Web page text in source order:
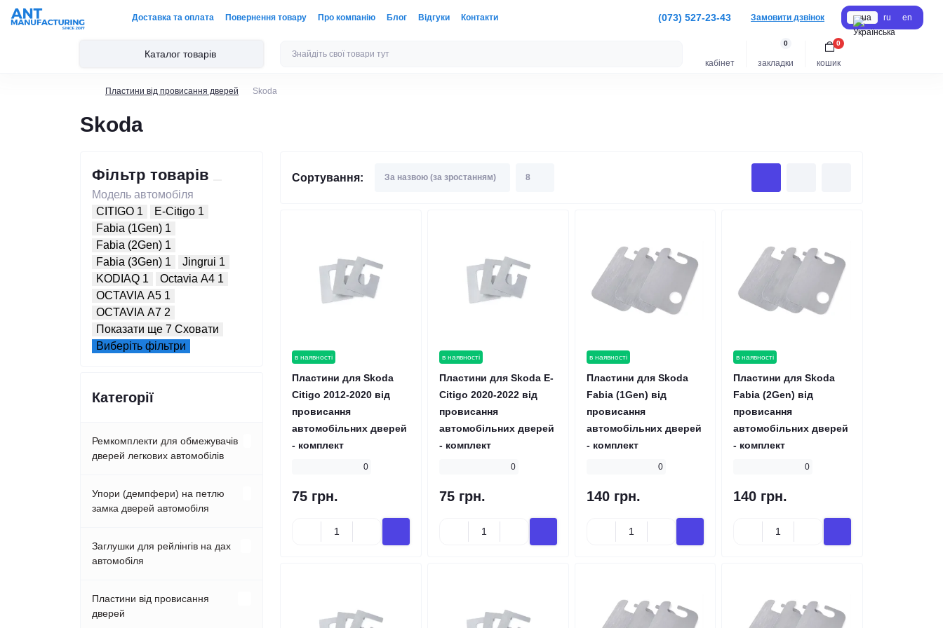
Доставка та оплата Повернення товару Про компанію Блог Відгуки Контакти (073) 527-23-43 Замовити дзвінок ua ru en
Каталог товарів
кабінет закладки
0
кошик
0
Пластини від провисання дверей Skoda
Skoda
Фільтр товарів
Модель автомобіля
CITIGO 1 E-Citigo 1
Fabia (1Gen) 1
Fabia (2Gen) 1
Fabia (3Gen) 1 Jingrui 1
KODIAQ 1 Octavia A4 1
OCTAVIA A5 1
OCTAVIA A7 2
Показати ще 7 Сховати
Виберіть фільтри
Категорії
Ремкомплекти для обмежувачів
дверей легкових автомобілів
Acura
Упори (демпфери) на петлю
замка дверей автомобіля
Acura
BMW
Заглушки для рейлінгів на дах
автомобіля
Hyundai
Пластини від провисання
дверей
Сортування:
в наявності
Пластини для Skoda
Citigo 2012-2020 від
провисання
автомобільних дверей
- комплект
0
75 грн.
в наявності
Пластини для Skoda E-
Citigo 2020-2022 від
провисання
автомобільних дверей
- комплект
0
75 грн.
в наявності
Пластини для Skoda
Fabia (1Gen) від
провисання
автомобільних дверей
- комплект
0
140 грн.
в наявності
Пластини для Skoda
Fabia (2Gen) від
провисання
автомобільних дверей
- комплект
0
140 грн.